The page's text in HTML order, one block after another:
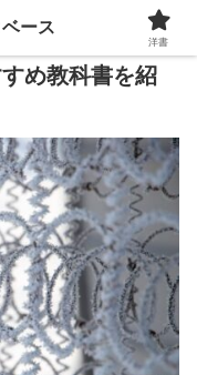
め教科書を紹
ース
洋書